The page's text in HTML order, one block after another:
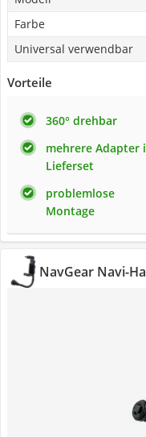
Farbe
Universal verwendbar
Vorteile
360° drehbar
mehrere Adapter
Lieferset
problemlose
Montage
NavGear Navi-